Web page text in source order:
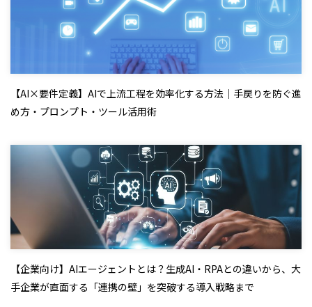
【AI×要件定義】AIで上流工程を効率化する方法｜手戻りを防ぐ進
め方・プロンプト・ツール活用術
【企業向け】AIエージェントとは？生成AI・RPAとの違いから、大
手企業が直面する「連携の壁」を突破する導入戦略まで